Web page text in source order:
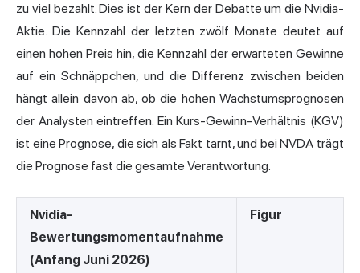
zu viel bezahlt. Dies ist der Kern der Debatte um die Nvidia-
Aktie. Die Kennzahl der letzten zwölf Monate deutet auf
einen hohen Preis hin, die Kennzahl der erwarteten Gewinne
auf ein Schnäppchen, und die Differenz zwischen beiden
hängt allein davon ab, ob die hohen Wachstumsprognosen
der Analysten eintreffen. Ein Kurs-Gewinn-Verhältnis (KGV)
ist eine Prognose, die sich als Fakt tarnt, und bei NVDA trägt
die Prognose fast die gesamte Verantwortung.
Nvidia-
Bewertungsmomentaufnahme
(Anfang Juni 2026)
Figur